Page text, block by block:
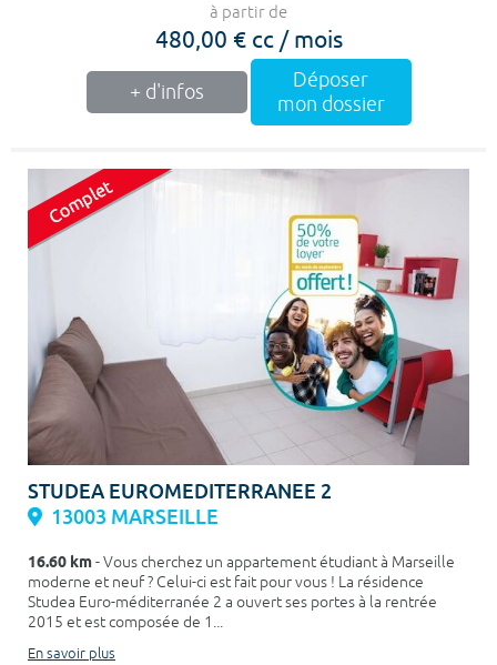
à partir de
480,00 € cc / mois
+ d'infos
Déposer
mon dossier
STUDEA EUROMEDITERRANEE 2
13003 MARSEILLE
16.60 km- Vous cherchez un appartement étudiant à Marseille
moderne et neuf ? Celui-ci est fait pour vous ! La résidence
Studea Euro-méditerranée 2 a ouvert ses portes à la rentrée
2015 et est composée de 1...
En savoir plus